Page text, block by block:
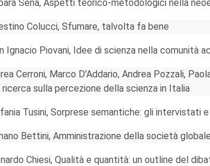
Sena, Aspetti teorico-metodologici nella
Colucci, Sfumare, talvolta fa bene
Ignacio Piovani, Idee di scienza nella comunità
Cerroni, Marco D'Addario, Andrea Pozzali,
ricerca sulla percezione della scienza in Italia
Tusini, Sorprese semantiche: gli intervistati
Bettini, Amministrazione della società
Chiesi, Qualità e quantità: un outline del